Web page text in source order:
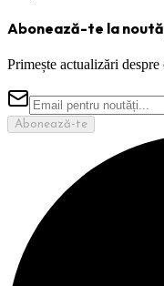
Abonează-te la
Primește actualizări
Abonează-te